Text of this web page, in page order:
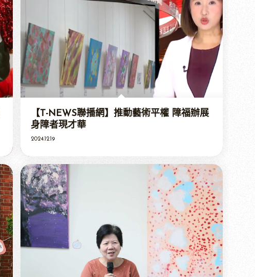
【T-NEWS聯播網】推動藝術平權 障福辦展
身障者現才華
2024.12.19